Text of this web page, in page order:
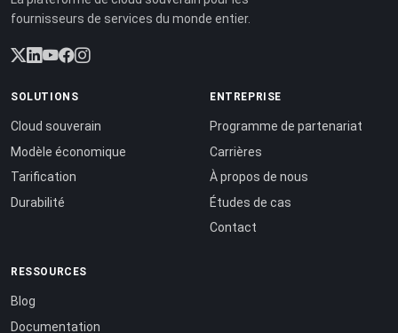
fournisseurs de services du monde entier.
SOLUTIONS
Cloud souverain
Modèle économique
Tarification
Durabilité
ENTREPRISE
Programme de partenariat
Carrières
À propos de nous
Études de cas
Contact
RESSOURCES
Blog
Documentation